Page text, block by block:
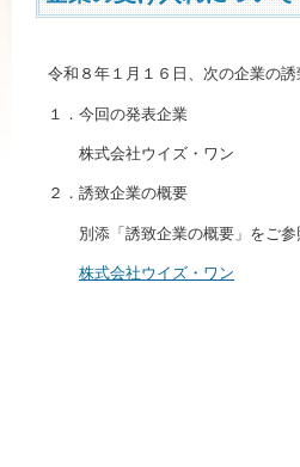
令和８年１月１６日、次の企業の
１．今回の発表企業
株式会社ウイズ・ワン
２．誘致企業の概要
別添「誘致企業の概要」をご参
株式会社ウイズ・ワン